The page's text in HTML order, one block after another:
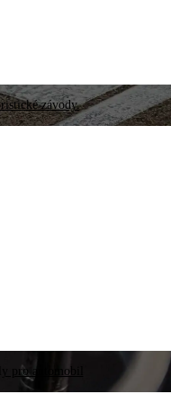
závody.
pro automobil